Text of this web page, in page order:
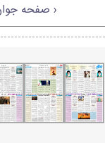
‹ صفحه جوان